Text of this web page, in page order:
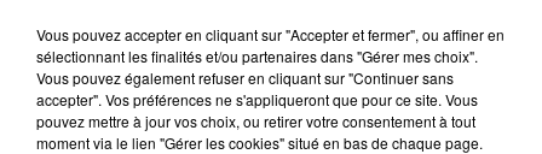
6 août 2026
Il y a 10 ans, DJ Snake changeait de
dimension avec son premier...
Vous pouvez accepter en cliquant sur "Accepter et fermer", ou affiner en
sélectionnant les finalités et/ou partenaires dans "Gérer mes choix".
Vous pouvez également refuser en cliquant sur "Continuer sans
accepter". Vos préférences ne s'appliqueront que pour ce site. Vous
pouvez mettre à jour vos choix, ou retirer votre consentement à tout
moment via le lien "Gérer les cookies" situé en bas de chaque page.